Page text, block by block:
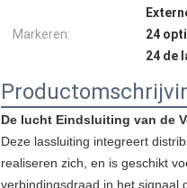
Markeren:
24
24 de
De lucht Eindsluiting van de
Deze lassluiting integreert
realiseren zich, en is geschikt
verbindingsdraad in het signaal